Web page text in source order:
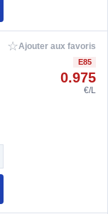
☆Ajouter aux favoris
E85
0.975
€/L